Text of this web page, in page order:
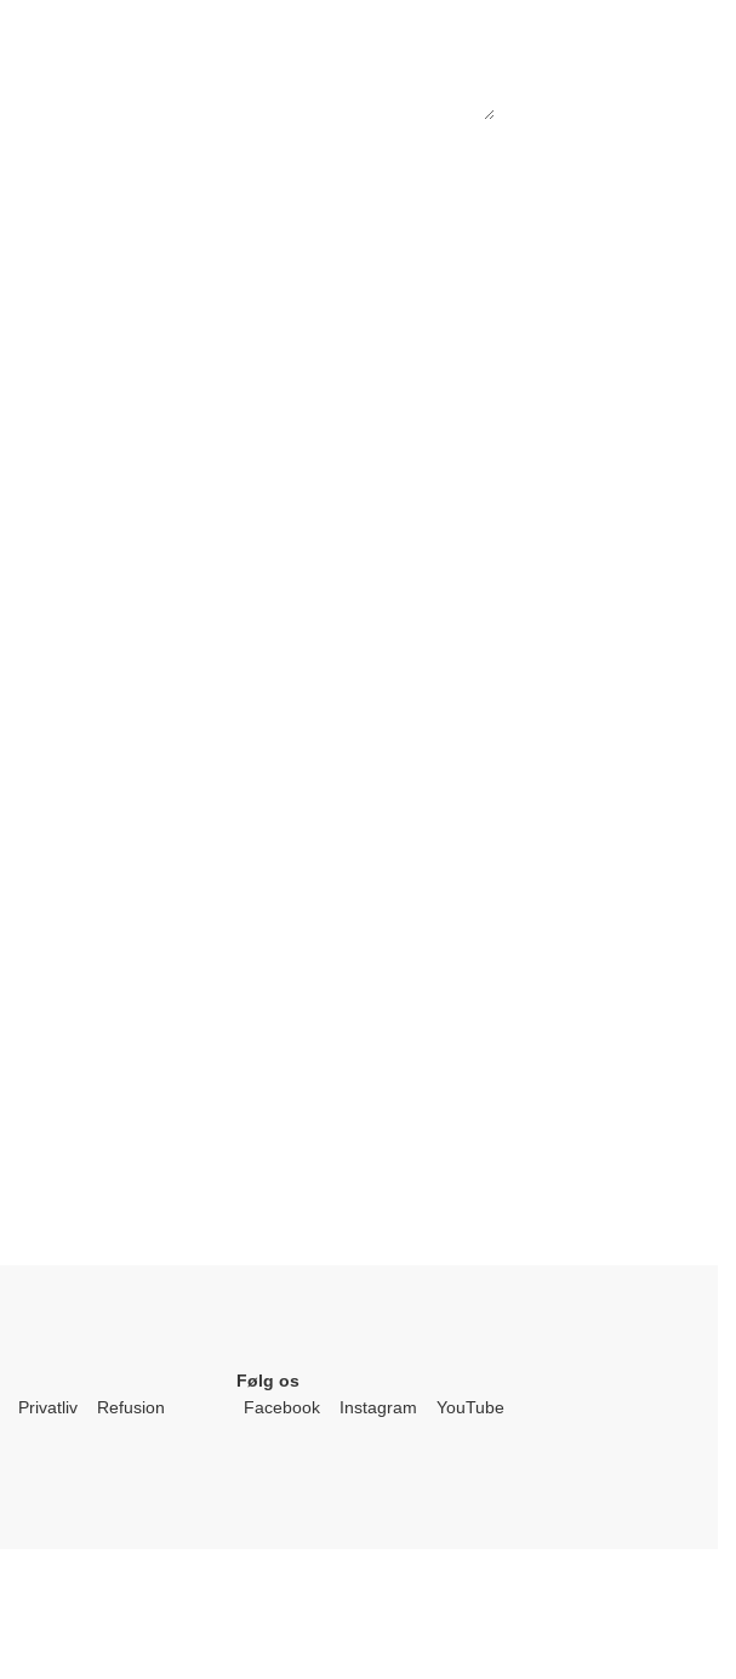
Privatliv
Refusion
Følg os
Facebook
Instagram YouTube